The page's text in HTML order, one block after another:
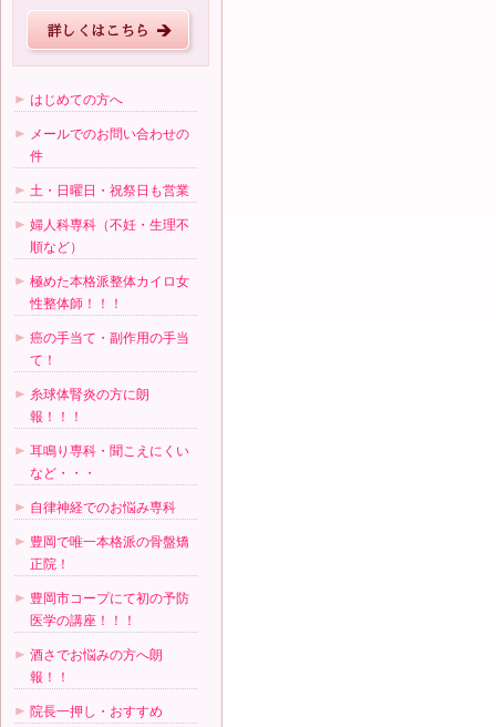
はじめての方へ
メールでのお問い合わせの
件
土・日曜日・祝祭日も営業
婦人科専科（不妊・生理不
順など）
極めた本格派整体カイロ女
性整体師！！！
癌の手当て・副作用の手当
て！
糸球体腎炎の方に朗
報！！！
耳鳴り専科・聞こえにくい
など・・・
自律神経でのお悩み専科
豊岡で唯一本格派の骨盤矯
正院！
豊岡市コープにて初の予防
医学の講座！！！
酒さでお悩みの方へ朗
報！！
院長一押し・おすすめ